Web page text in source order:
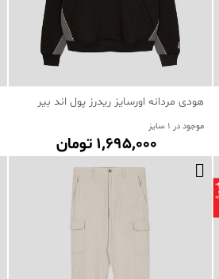
هودی مردانه اورسایز ریدرز پول اند بیر
موجود در 1 سایز
1٬695٬000 تومان